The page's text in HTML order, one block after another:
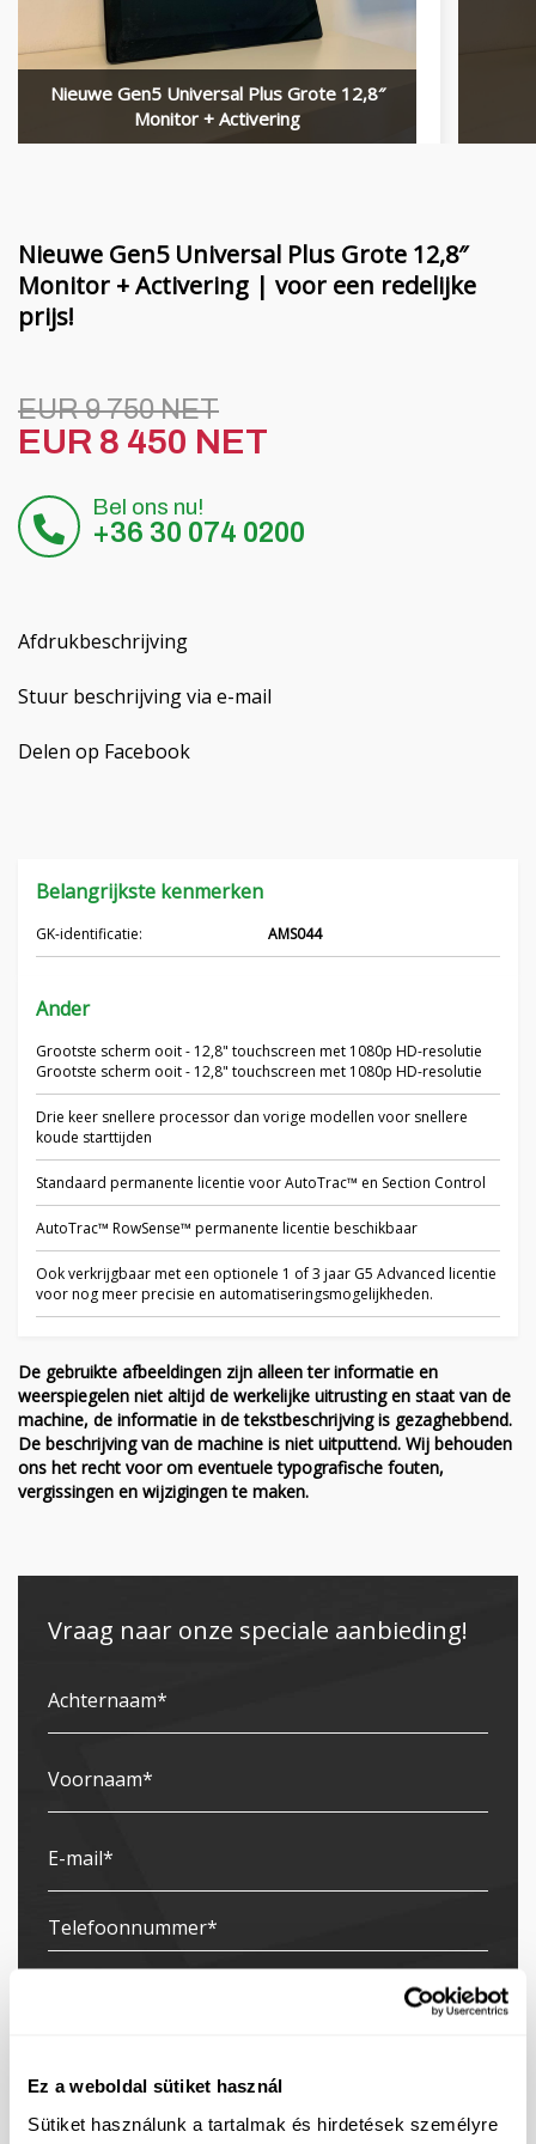
Ez a weboldal sütiket használ
Sütiket használunk a tartalmak és hirdetések személyre
Quivogne gereedschap
Bodemmachines LETÁK-LEKO
Carrière
Over ons
Deutsch
Română
Français
Nieuwe Gen5 Universal Plus Grote 12,8″
Monitor + Activering
Nieuwe Gen5 Universal Plus Grote 12,8″
Monitor + Activering | voor een redelijke
prijs!
EUR 9 750 NET
EUR 8 450 NET
Bel ons nu!
+36 30 074 0200
Afdrukbeschrijving
Stuur beschrijving via e-mail
Delen op Facebook
Belangrijkste kenmerken
GK-identificatie: AMS044
Ander
Grootste scherm ooit - 12,8" touchscreen met 1080p HD-resolutie
Grootste scherm ooit - 12,8" touchscreen met 1080p HD-resolutie
Drie keer snellere processor dan vorige modellen voor snellere
koude starttijden
Standaard permanente licentie voor AutoTrac™ en Section Control
AutoTrac™ RowSense™ permanente licentie beschikbaar
Ook verkrijgbaar met een optionele 1 of 3 jaar G5 Advanced licentie
voor nog meer precisie en automatiseringsmogelijkheden.
De gebruikte afbeeldingen zijn alleen ter informatie en
weerspiegelen niet altijd de werkelijke uitrusting en staat van de
machine, de informatie in de tekstbeschrijving is gezaghebbend.
De beschrijving van de machine is niet uitputtend. Wij behouden
ons het recht voor om eventuele typografische fouten,
vergissingen en wijzigingen te maken.
Vraag naar onze speciale aanbieding!